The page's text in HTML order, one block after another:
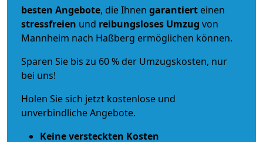
besten Angebote, die Ihnen garantiert einen
stressfreien und reibungsloses Umzug von
Mannheim nach Haßberg ermöglichen können.
Sparen Sie bis zu 60 % der Umzugskosten, nur
bei uns!
Holen Sie sich jetzt kostenlose und
unverbindliche Angebote.
Keine versteckten Kosten